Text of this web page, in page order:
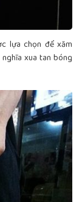
lựa chọn để xăm
xua tan bóng